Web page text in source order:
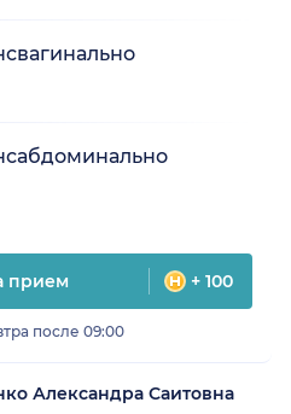
прием + 100
после 09:00
Александра Саитовна